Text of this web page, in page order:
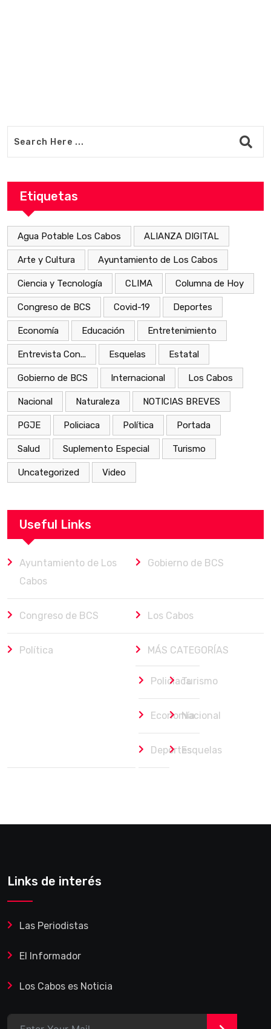
Etiquetas
Agua Potable Los Cabos ALIANZA DIGITAL
Arte y Cultura Ayuntamiento de Los Cabos
Ciencia y Tecnología CLIMA Columna de Hoy
Congreso de BCS Covid-19 Deportes
Economía Educación Entretenimiento
Entrevista Con... Esquelas Estatal
Gobierno de BCS Internacional Los Cabos
Nacional Naturaleza NOTICIAS BREVES
PGJE Policiaca Política Portada
Salud Suplemento Especial Turismo
Uncategorized Video
Useful Links
Ayuntamiento de Los
Cabos
Gobierno de BCS
Congreso de BCS Los Cabos
Política MÁS CATEGORÍAS
PoliciacaTurismo
EconomíaNacional
DeportesEsquelas
Links de interés
Las Periodistas
El Informador
Los Cabos es Noticia